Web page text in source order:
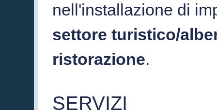
nell'installazione di
settore turistico/
ristorazione.
SERVIZI